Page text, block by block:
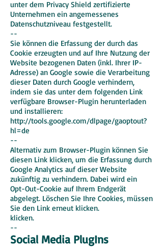
unter dem Privacy Shield zertifizierte
Unternehmen ein angemessenes
Datenschutzniveau festgestellt.
--
Sie können die Erfassung der durch das
Cookie erzeugten und auf Ihre Nutzung der
Website bezogenen Daten (inkl. Ihrer IP-
Adresse) an Google sowie die Verarbeitung
dieser Daten durch Google verhindern,
indem sie das unter dem folgenden Link
verfügbare Browser-Plugin herunterladen
und installieren:
http://tools.google.com/dlpage/gaoptout?
hl=de
--
Alternativ zum Browser-Plugin können Sie
diesen Link klicken, um die Erfassung durch
Google Analytics auf dieser Website
zukünftig zu verhindern. Dabei wird ein
Opt-Out-Cookie auf Ihrem Endgerät
abgelegt. Löschen Sie Ihre Cookies, müssen
Sie den Link erneut klicken.
klicken.
--
Social Media PlugIns